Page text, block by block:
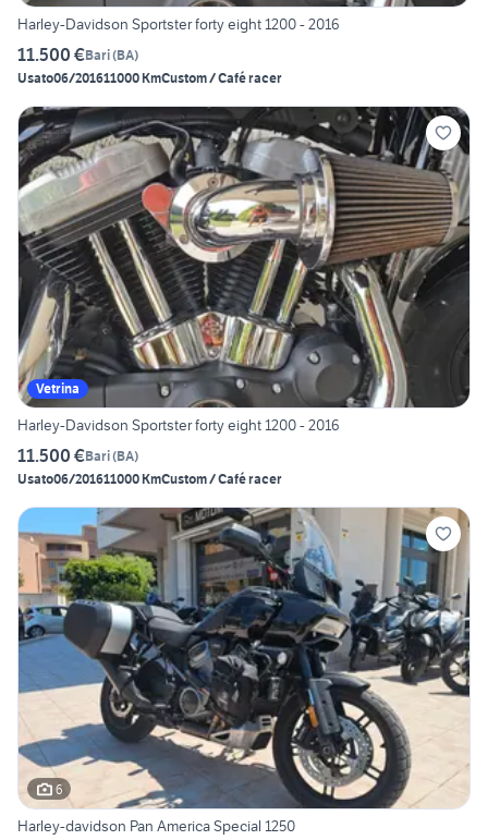
Harley-Davidson Sportster forty eight 1200 - 2016
11.500 €Bari(BA)
Usato06/201611000 KmCustom / Café racer
Vetrina
Harley-Davidson Sportster forty eight 1200 - 2016
11.500 €Bari(BA)
Usato06/201611000 KmCustom / Café racer
6
Harley-davidson Pan America Special 1250